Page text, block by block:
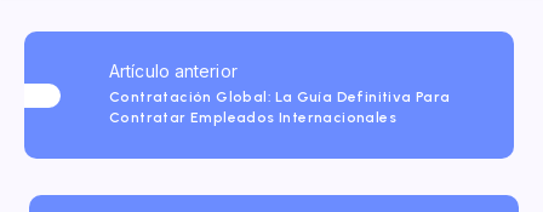
Artículo anterior
Contratación Global: La Guía Definitiva Para
Contratar Empleados Internacionales